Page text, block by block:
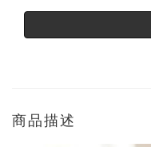
商品描述